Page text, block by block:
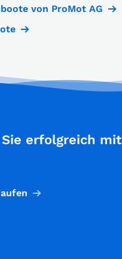
von ProMot AG
erfolgreich mit